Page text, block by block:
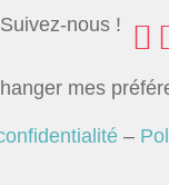
Suivez-nous !
mes
–